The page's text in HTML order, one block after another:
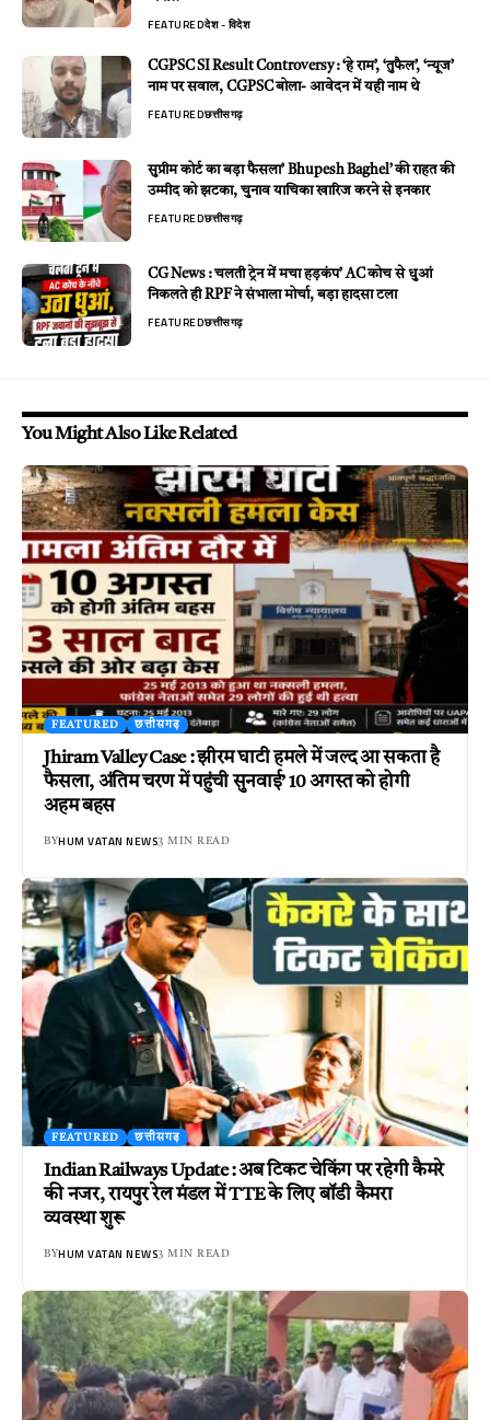
FEATUREDदेश - विदेश
CGPSC SI Result Controversy : ‘हे राम’, ‘तुफैल’, ‘न्यूज’
नाम पर सवाल, CGPSC बोला- आवेदन में यही नाम थे
FEATUREDछत्तीसगढ़
सुप्रीम कोर्ट का बड़ा फैसला’ Bhupesh Baghel’ की राहत की
उम्मीद को झटका, चुनाव याचिका खारिज करने से इनकार
FEATUREDछत्तीसगढ़
CG News : चलती ट्रेन में मचा हड़कंप’ AC कोच से धुआं
निकलते ही RPF ने संभाला मोर्चा, बड़ा हादसा टला
FEATUREDछत्तीसगढ़
You Might Also Like Related
FEATURED छत्तीसगढ़
Jhiram Valley Case : झीरम घाटी हमले में जल्द आ सकता है
फैसला, अंतिम चरण में पहुंची सुनवाई’ 10 अगस्त को होगी
अहम बहस
BYHUM VATAN NEWS3 MIN READ
FEATURED छत्तीसगढ़
Indian Railways Update : अब टिकट चेकिंग पर रहेगी कैमरे
की नजर, रायपुर रेल मंडल में TTE के लिए बॉडी कैमरा
व्यवस्था शुरू
BYHUM VATAN NEWS3 MIN READ